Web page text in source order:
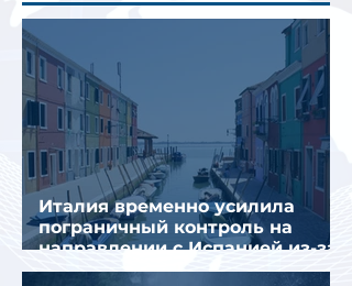
Италия временно усилила
пограничный контроль на
направлении с Испанией из-за
миграционного кризиса